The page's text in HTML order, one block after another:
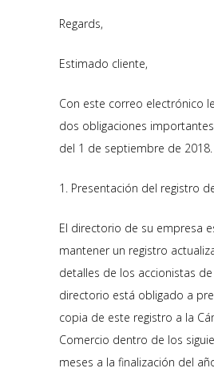
Regards,
Estimado cliente,
Con este correo electrónico
dos obligaciones
del 1 de septiembre de 2018.
1. Presentación del registro
El directorio de su empresa
mantener un registro
detalles de los accionistas
directorio está obligado a
copia de este registro a la
Comercio dentro de los
meses a la finalización del